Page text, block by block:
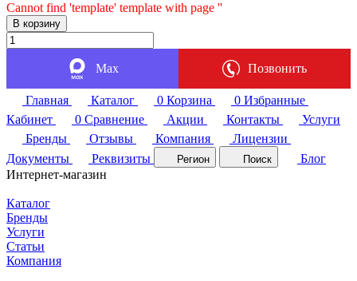
Cannot find 'template' template with page ''
В корзину
Max Позвонить
Главная Каталог 0 Корзина 0 Избранные
Кабинет
0 Сравнение Акции Контакты
Услуги
Бренды
Отзывы Компания
Лицензии
Документы
Реквизиты Регион Поиск
Блог
Интернет-магазин
Каталог
Бренды
Услуги
Статьи
Компания